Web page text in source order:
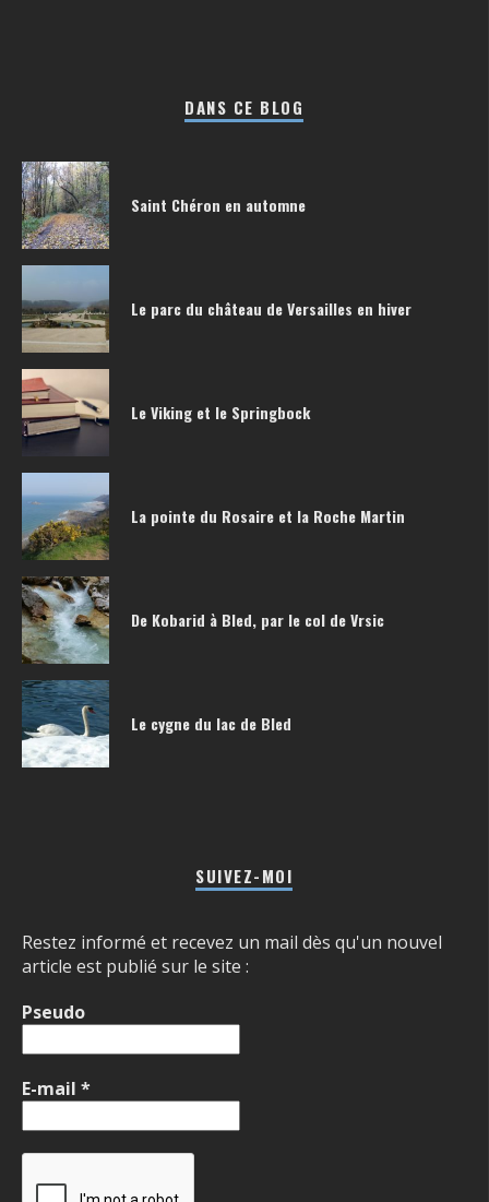
DANS CE BLOG
Saint Chéron en automne
Le parc du château de Versailles en hiver
Le Viking et le Springbock
La pointe du Rosaire et la Roche Martin
De Kobarid à Bled, par le col de Vrsic
Le cygne du lac de Bled
SUIVEZ-MOI
Restez informé et recevez un mail dès qu'un nouvel
article est publié sur le site :
Pseudo
E-mail *